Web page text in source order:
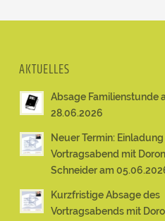
AKTUELLES
Absage Familienstunde
28.06.2026
Neuer Termin: Einladung
Vortragsabend mit Doron
Schneider am
Kurzfristige Absage des
Vortragsabends mit